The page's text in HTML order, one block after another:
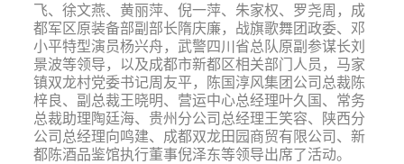
飞、徐文燕、黄丽萍、倪一萍、朱家权、罗尧周，成
都军区原装备部副部长隋庆廉，战旗歌舞团政委、邓
小平特型演员杨兴舟，武警四川省总队原副参谋长刘
景波等领导，以及成都市新都区相关部门人员，马家
镇双龙村党委书记周友平，陈国淳风集团公司总裁陈
梓良、副总裁王晓明、营运中心总经理叶久国、常务
总裁助理陶廷海、贵州分公司总经理王笑容、陕西分
公司总经理向鸣建、成都双龙田园商贸有限公司、新
都陈酒品鉴馆执行董事倪泽东等领导出席了活动。